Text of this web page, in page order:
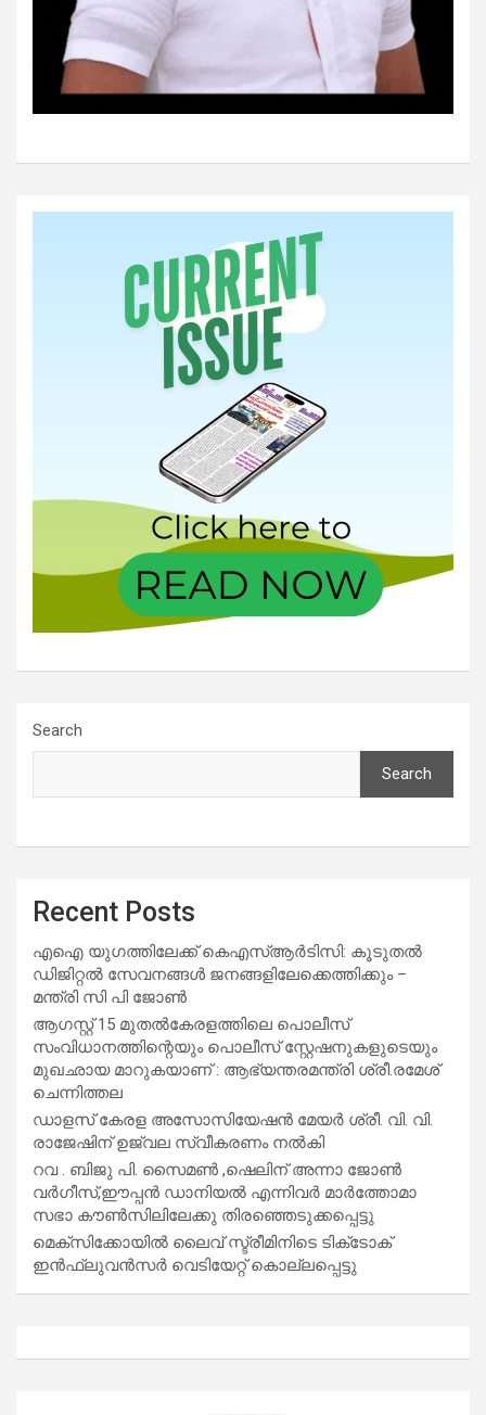
Search
Search
Recent Posts
എഐ യുഗത്തിലേക്ക് കെഎസ്ആർടിസി: കൂടുതൽ
ഡിജിറ്റൽ സേവനങ്ങൾ ജനങ്ങളിലേക്കെത്തിക്കും –
മന്ത്രി സി പി ജോൺ
ആഗസ്റ്റ് 15 മുതല്‍കേരളത്തിലെ പൊലീസ്
സംവിധാനത്തിന്റെയും പൊലീസ് സ്റ്റേഷനുകളുടെയും
മുഖഛായ മാറുകയാണ് : ആഭ്യന്തരമന്ത്രി ശ്രീ.രമേശ്
ചെന്നിത്തല
ഡാളസ് കേരള അസോസിയേഷൻ മേയർ ശ്രീ. വി. വി.
രാജേഷിന് ഉജ്വല സ്വീകരണം നൽകി
റവ . ബിജു പി. സൈമൺ ,ഷെലിന് അന്നാ ജോൺ
വർഗീസ്,ഈപ്പൻ ഡാനിയൽ എന്നിവർ മാർത്തോമാ
സഭാ കൗൺസിലിലേക്കു തിരഞ്ഞെടുക്കപ്പെട്ടു
മെക്സിക്കോയിൽ ലൈവ് സ്ട്രീമിനിടെ ടിക്‌ടോക്
ഇൻഫ്ലുവൻസർ വെടിയേറ്റ് കൊല്ലപ്പെട്ടു